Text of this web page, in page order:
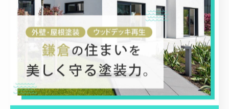
カテゴリー
CATEGORIES
屋根塗装